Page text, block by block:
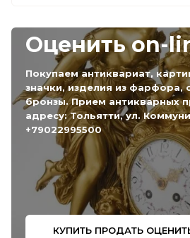
Оценить on-
Покупаем антиквариат,
значки, изделия из фарфора,
бронзы. Прием антикварных
адресу: Тольятти, ул.
+79022995500
КУПИТЬ ПРОДАТЬ